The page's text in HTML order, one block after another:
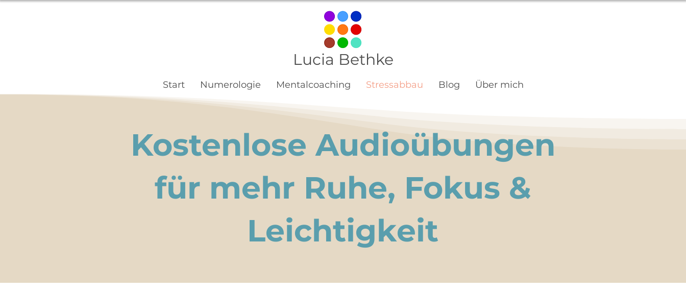
Lucia Bethke
Start Numerologie Mentalcoaching Stressabbau Blog Über mich
Kostenlose Audioübungen
für mehr Ruhe, Fokus &
Leichtigkeit